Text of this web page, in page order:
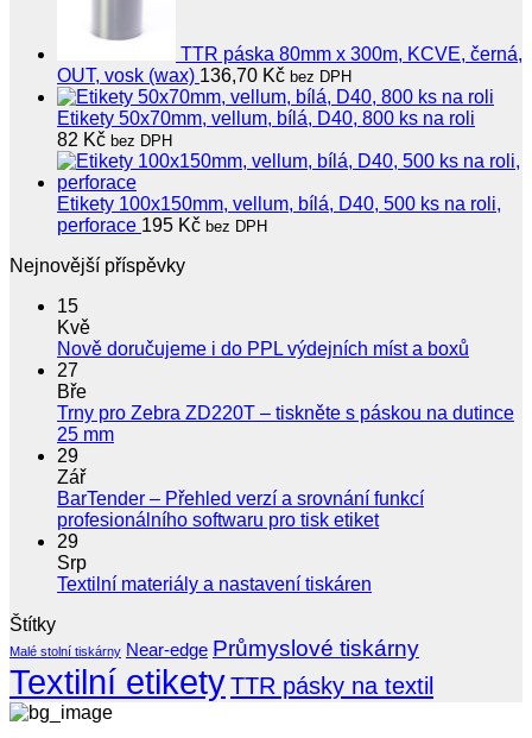
TTR páska 80mm x 300m, KCVE, černá,
OUT, vosk (wax) 136,70 Kč bez DPH
Etikety 50x70mm, vellum, bílá, D40, 800 ks na roli
82 Kč bez DPH
Etikety 100x150mm, vellum, bílá, D40, 500 ks na roli,
perforace 195 Kč bez DPH
Nejnovější příspěvky
15
Kvě
Nově doručujeme i do PPL výdejních míst a boxů
textu
27
Bře
Trny pro Zebra ZD220T – tiskněte s páskou na dutince
25 mmŽádné
textu
s
pro
–
tiskněte
páskou
29
Zář
BarTender – Přehled verzí a srovnání funkcí
profesionálního softwaru pro tisk etiketŽádné
BarTender
Přehled
29
Srp
Textilní materiály a nastavení tiskáren
textu
názvem
Štítky
Malé stolní tiskárny Near-edge Průmyslové tiskárny
Textilní etiketyTTR pásky na textil